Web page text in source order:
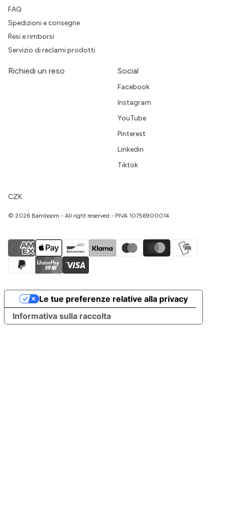
FAQ
Spedizioni e consegne
Resi e rimborsi
Servizio di reclami prodotti
Richiedi un reso Social
Facebook
Instagram
YouTube
Pinterest
Linkedin
Tiktok
CZK
© 2026 Bamboom - All right reserved - PIVA 10756900014
Informativa sulla raccolta
Le tue preferenze relative alla privacy